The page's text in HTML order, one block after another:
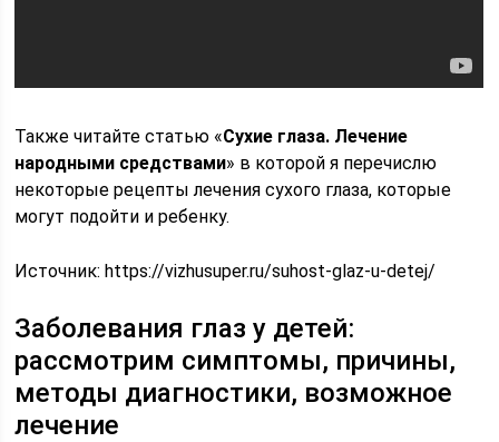
Также читайте статью «Сухие глаза. Лечение
народными средствами» в которой я перечислю
некоторые рецепты лечения сухого глаза, которые
могут подойти и ребенку.
Источник:https://vizhusuper.ru/suhost-glaz-u-detej/
Заболевания глаз у детей:
рассмотрим симптомы, причины,
методы диагностики, возможное
лечение